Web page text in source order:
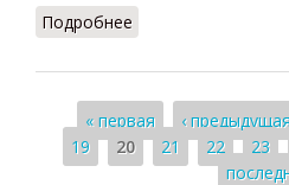
Подробнее
Страницы
« первая ‹
19
20 21 22 23